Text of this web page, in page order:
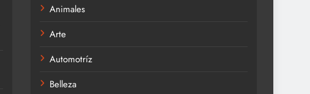
Animales
Arte
Automotríz
Belleza